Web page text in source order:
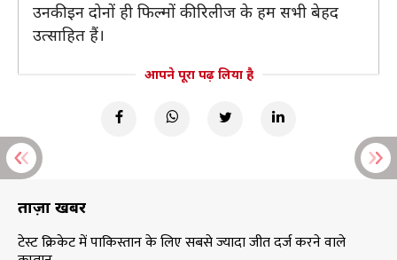
उनकी इन दोनों ही फिल्मों की रिलीज के हम सभी बेहद
उत्साहित हैं।
आपने पूरा पढ़ लिया है
ताज़ा खबरें
टेस्ट क्रिकेट में पाकिस्तान के लिए सबसे ज्यादा जीत दर्ज करने वाले